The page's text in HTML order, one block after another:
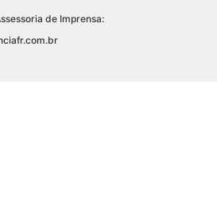
de Imprensa: